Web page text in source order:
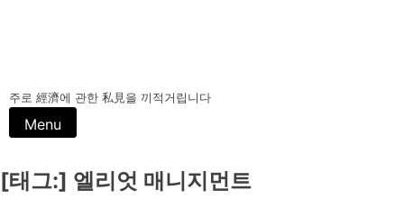
주로 經濟에 관한 私見을 끼적거립니다
Menu
[태그:] 엘리엇 매니지먼트